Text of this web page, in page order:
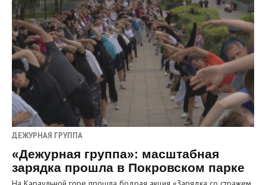
ДЕЖУРНАЯ ГРУППА
«Дежурная группа»: масштабная
зарядка прошла в Покровском парке